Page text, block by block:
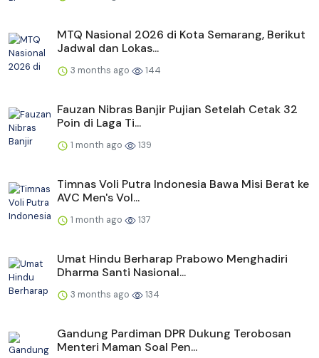
MTQ Nasional 2026 di Kota Semarang, Berikut
Jadwal dan Lokas...
3 months ago 144
Fauzan Nibras Banjir Pujian Setelah Cetak 32
Poin di Laga Ti...
1 month ago 139
Timnas Voli Putra Indonesia Bawa Misi Berat ke
AVC Men's Vol...
1 month ago 137
Umat Hindu Berharap Prabowo Menghadiri
Dharma Santi Nasional...
3 months ago 134
Gandung Pardiman DPR Dukung Terobosan
Menteri Maman Soal Pen...